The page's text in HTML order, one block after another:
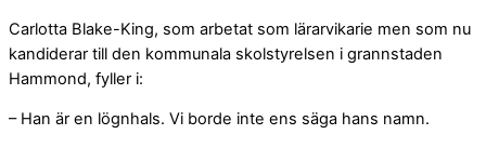
Carlotta Blake-King, som arbetat som lärarvikarie men som nu
kandiderar till den kommunala skolstyrelsen i grannstaden
Hammond, fyller i:
– Han är en lögnhals. Vi borde inte ens säga hans namn.